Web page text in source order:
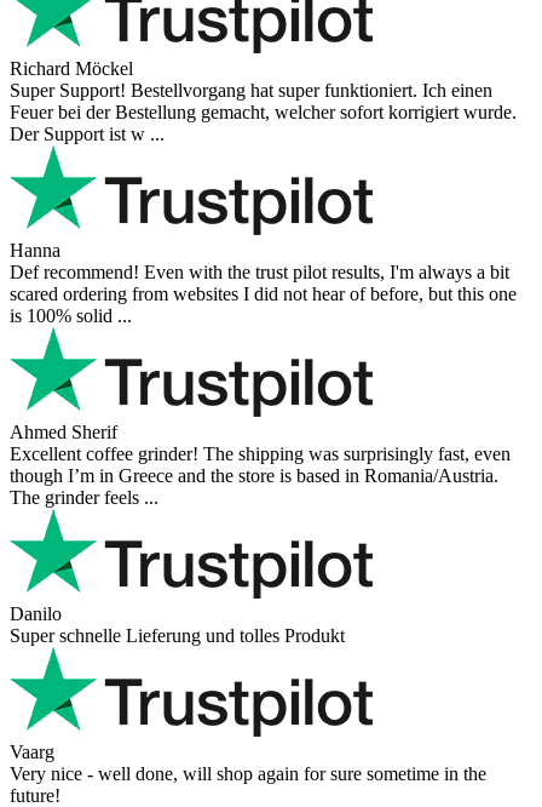
Richard Möckel
Super Support! Bestellvorgang hat super funktioniert. Ich einen
Feuer bei der Bestellung gemacht, welcher sofort korrigiert wurde.
Der Support ist w ...
Hanna
Def recommend! Even with the trust pilot results, I'm always a bit
scared ordering from websites I did not hear of before, but this one
is 100% solid ...
Ahmed Sherif
Excellent coffee grinder! The shipping was surprisingly fast, even
though I’m in Greece and the store is based in Romania/Austria.
The grinder feels ...
Danilo
Super schnelle Lieferung und tolles Produkt
Vaarg
Very nice - well done, will shop again for sure sometime in the
future!